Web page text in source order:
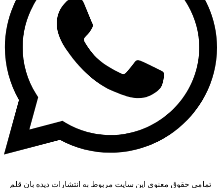
تمامی حقوق معنوی این سایت مربوط به انتشارات دیده بان قلم